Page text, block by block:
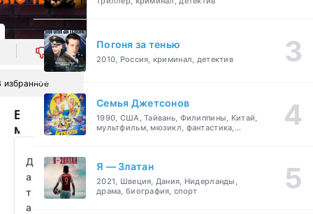
0
избранное
Большое
маленькое
(2023)
смотреть
бесплатно
Д
а
т
а
Погоня за тенью
2010, Россия, криминал, детектив
Семья Джетсонов
1990, США, Тайвань, Филиппины, Китай,
мультфильм, мюзикл, фантастика,
Я — Златан
2021, Швеция, Дания, Нидерланды,
драма, биография, спорт